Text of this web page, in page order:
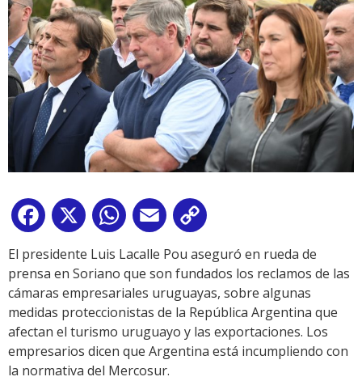
Facebook
X WhatsApp
Email
Link
El presidente Luis Lacalle Pou aseguró en rueda de
prensa en Soriano que son fundados los reclamos de las
cámaras empresariales uruguayas, sobre algunas
medidas proteccionistas de la República Argentina que
afectan el turismo uruguayo y las exportaciones. Los
empresarios dicen que Argentina está incumpliendo con
la normativa del Mercosur.